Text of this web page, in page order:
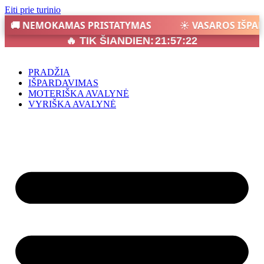
Eiti prie turinio
🚚 NEMOKAMAS PRISTATYMAS ☀️ VASAROS
🔥 TIK ŠIANDIEN:21:57:22
PRADŽIA
IŠPARDAVIMAS
MOTERIŠKA AVALYNĖ
VYRIŠKA AVALYNĖ